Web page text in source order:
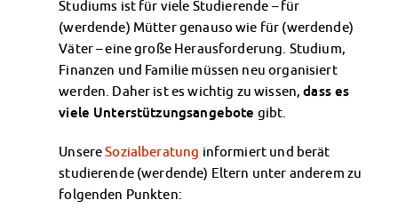
CampusCatering
MensaFeedback
AnsprechpartnerInnen
Wohnen
Wohnheime im Überblick
Wohnheime in Magdeburg
Wohnheime in Wernigerode
Wohnheimantrag & -service
MIT einander – FÜR einander
Studiums ist für viele Studierende – für
(werdende) Mütter genauso wie für (werdende)
Väter – eine große Herausforderung. Studium,
Finanzen und Familie müssen neu organisiert
werden. Daher ist es wichtig zu wissen,dass es
viele Unterstützungsangebote gibt.
UnsereSozialberatung informiert und berät
studierende (werdende) Eltern unter anderem zu
folgenden Punkten: